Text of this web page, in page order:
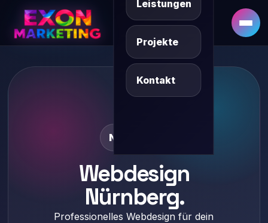
Leistungen
Projekte
Kontakt
DE SQ/XK
Nürnberg
Webdesign
Nürnberg.
Professionelles Webdesign für dein